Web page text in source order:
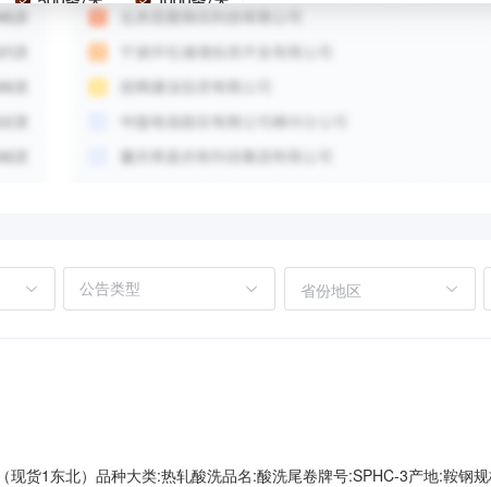
省份地区
货1东北）品种大类:热轧酸洗品名:酸洗尾卷牌号:SPHC-3产地:鞍钢